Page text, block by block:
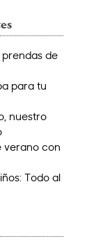
prendas de
para tu
nuestro
verano con
Todo al